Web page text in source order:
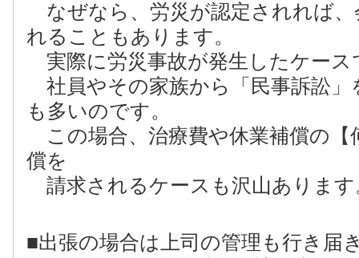
なぜなら、労災が認定されれば、
れることもあります。
実際に労災事故が発生したケース
社員やその家族から「民事訴訟」
も多いのです。
この場合、治療費や休業補償の【
償を
請求されるケースも沢山あります
■出張の場合は上司の管理も行き届